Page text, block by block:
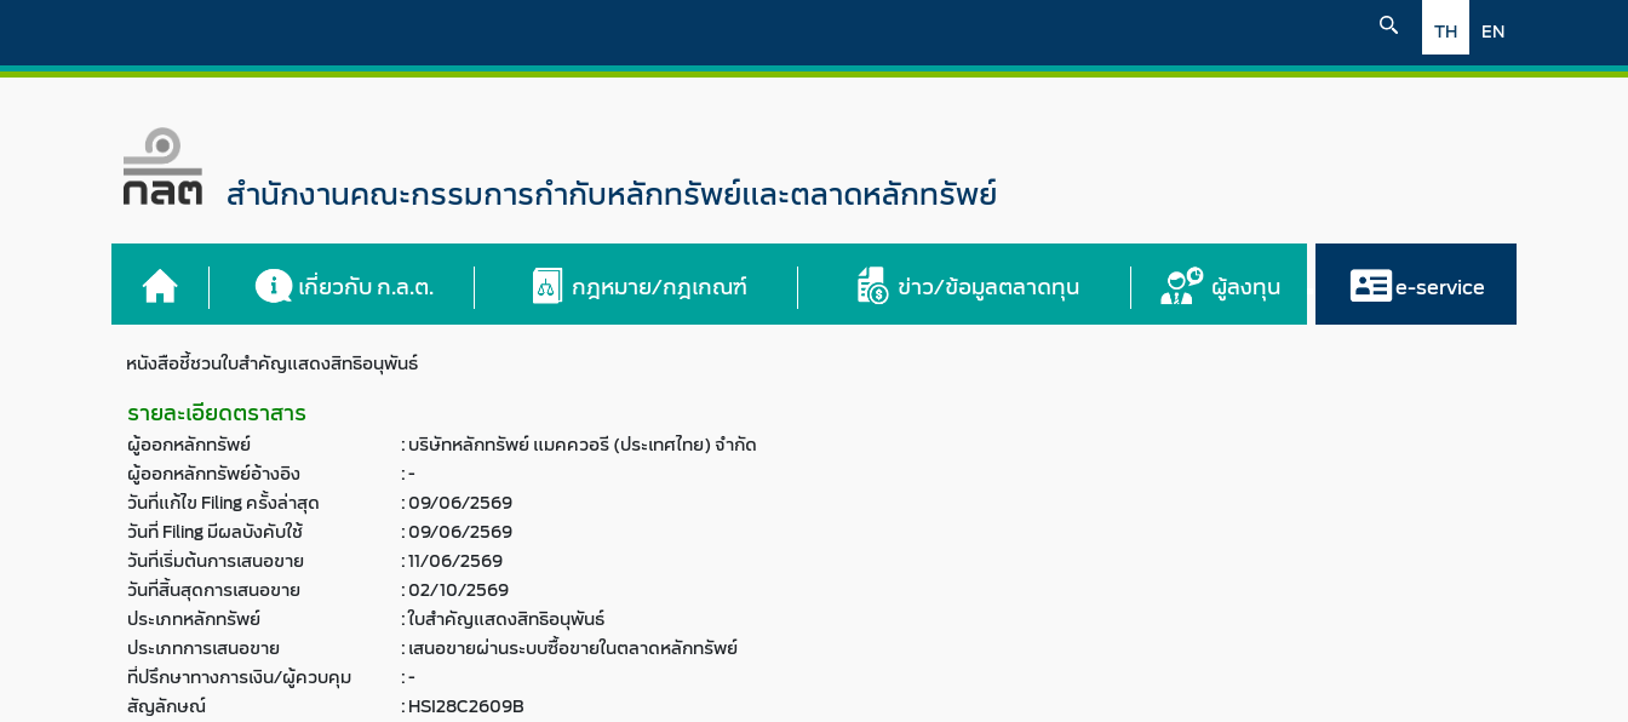
EN
TH
สำนักงานคณะกรรมการกำกับหลักทรัพย์และตลาดหลักทรัพย์
เกี่ยวกับ ก.ล.ต. กฎหมาย/กฎเกณฑ์ ข่าว/ข้อมูลตลาดทุน ผู้ลงทุน e-service
หนังสือชี้ชวนใบสำคัญแสดงสิทธิอนุพันธ์
รายละเอียดตราสาร
ผู้ออกหลักทรัพย์ :บริษัทหลักทรัพย์ แมคควอรี (ประเทศไทย) จำกัด
ผู้ออกหลักทรัพย์อ้างอิง
:-
วันที่แก้ไข Filing ครั้งล่าสุด
:09/06/2569
วันที่ Filing มีผลบังคับใช้
:09/06/2569
วันที่เริ่มต้นการเสนอขาย
:11/06/2569
วันที่สิ้นสุดการเสนอขาย
:02/10/2569
ประเภทหลักทรัพย์
:ใบสำคัญแสดงสิทธิอนุพันธ์
ประเภทการเสนอขาย
:เสนอขายผ่านระบบซื้อขายในตลาดหลักทรัพย์
ที่ปรึกษาทางการเงิน/ผู้ควบคุม
:-
สัญลักษณ์
:HSI28C2609B